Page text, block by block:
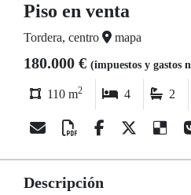
Piso en venta
Tordera, centro mapa
180.000 € (impuestos y gastos
110 m2 4 2
Descripción